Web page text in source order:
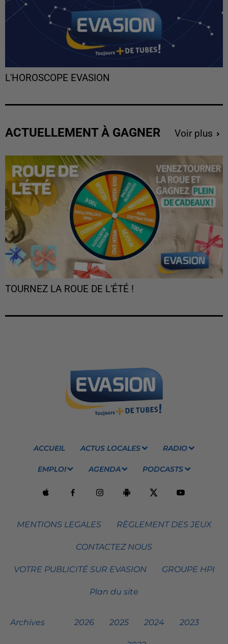
L'HOROSCOPE EVASION
ACTUELLEMENT À GAGNER Voir plus
TOURNEZ LA ROUE DE L'ÉTÉ !
ACCUEIL ACTUS LOCALES RADIO
EMPLOI AGENDA PODCASTS
MENTIONS LEGALES RÈGLEMENT DES JEUX
CONTACTEZ NOUS
VOTRE PUBLICITÉ SUR EVASION GROUPE HPI
Plan du site
Archives 2026 2025 2024 2023